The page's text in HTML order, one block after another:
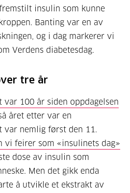
insulin som kunne
Banting var en av
og i dag markerer vi
Verdens diabetesdag.
tre år
var 100 år siden oppdagelsen
året etter var en
var nemlig først den 11.
vi feirer som «insulinets dag»
dose av insulin som
Men det gikk enda
å utvikle et ekstrakt av